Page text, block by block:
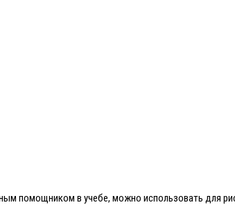
помощником в учебе, можно использовать для